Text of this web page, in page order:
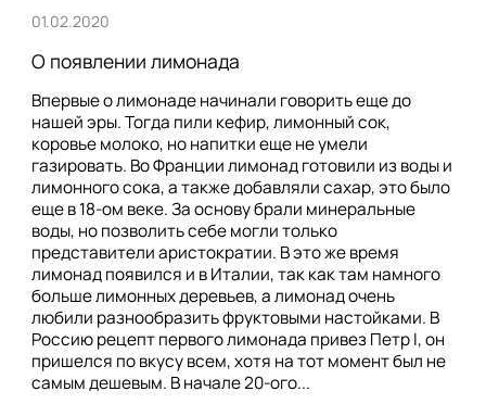
О появлении лимонада
Впервые о лимонаде начинали говорить еще до
нашей эры. Тогда пили кефир, лимонный сок,
коровье молоко, но напитки еще не умели
газировать. Во Франции лимонад готовили из воды и
лимонного сока, а также добавляли сахар, это было
еще в 18-ом веке. За основу брали минеральные
воды, но позволить себе могли только
представители аристократии. В это же время
лимонад появился и в Италии, так как там намного
больше лимонных деревьев, а лимонад очень
любили разнообразить фруктовыми настойками. В
Россию рецепт первого лимонада привез Петр I, он
пришелся по вкусу всем, хотя на тот момент был не
самым дешевым. В начале 20-ого...
01.02.2020